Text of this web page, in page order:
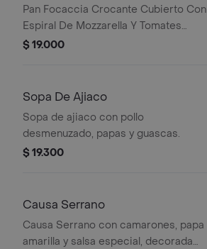
Pan Focaccia Crocante Cubierto Con
Espiral De Mozzarella Y Tomates
Frescos Banados Con Pesto, Servida
$ 19.000
Sopa De Ajiaco
Sopa de ajiaco con pollo
desmenuzado, papas y guascas.
$ 19.300
Causa Serrano
Causa Serrano con camarones, papa
amarilla y salsa especial, decorada